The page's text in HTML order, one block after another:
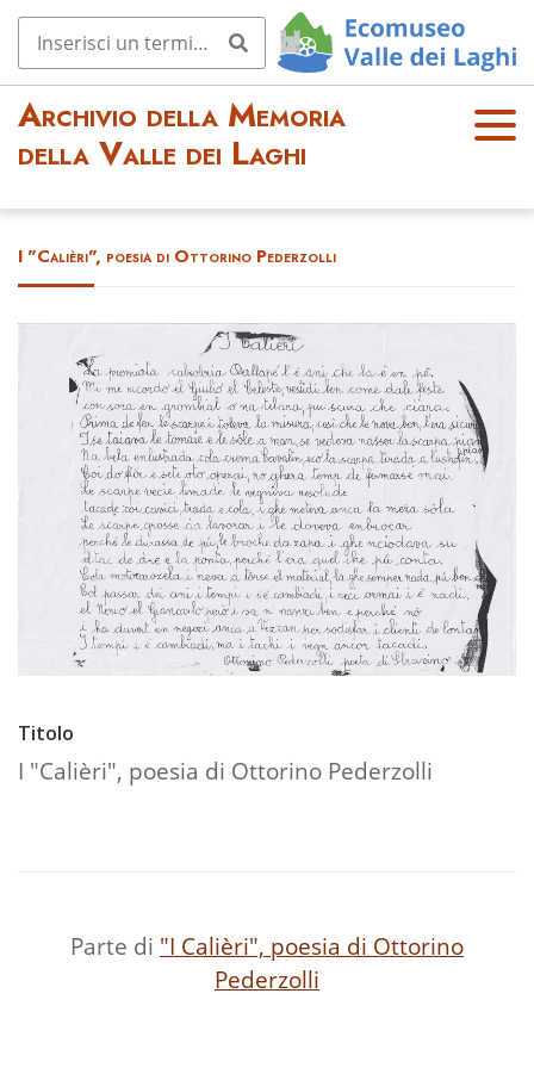
Archivio della Memoria
della Valle dei Laghi
OPE
I "Calièri", poesia di Ottorino Pederzolli
Titolo
I "Calièri", poesia di Ottorino Pederzolli
Parte di "I Calièri", poesia di Ottorino
Pederzolli